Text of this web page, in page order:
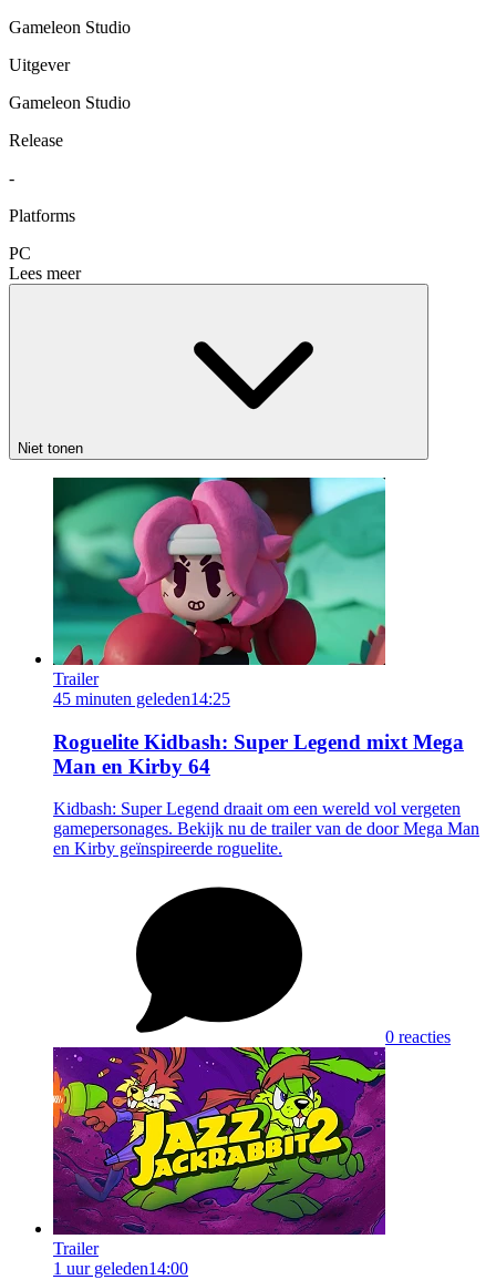
Gameleon Studio
Uitgever
Gameleon Studio
Release
-
Platforms
PC
Lees meer
Niet tonen
Trailer
45 minuten geleden14:25
Roguelite Kidbash: Super Legend mixt Mega
Man en Kirby 64
Kidbash: Super Legend draait om een wereld vol vergeten
gamepersonages. Bekijk nu de trailer van de door Mega Man
en Kirby geïnspireerde roguelite.
0 reacties
Trailer
1 uur geleden14:00